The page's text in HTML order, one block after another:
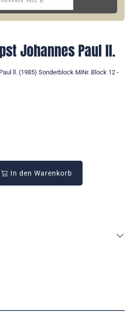
Johannes Paul ll.
ll. (1985) Sonderblock MiNr. Block 12 -
In den Warenkorb